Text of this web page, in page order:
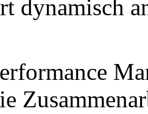
dynamisch